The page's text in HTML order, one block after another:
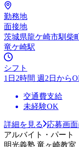
勤務地
面接地
茨城県龍ケ崎市馴柴
竜ケ崎駅
シフト
1日2時間 週2日から
交通費支給
未経験OK
詳細を見る
応募画
アルバイト・パート
明光義塾 竜ヶ崎教室